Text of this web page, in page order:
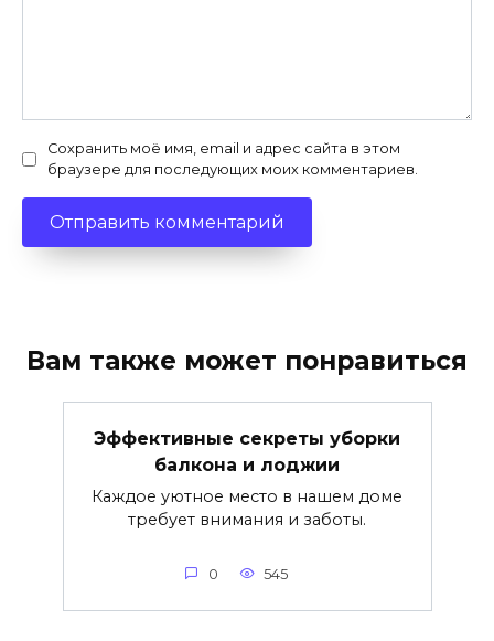
Сохранить моё имя, email и адрес сайта в этом
браузере для последующих моих комментариев.
Вам также может понравиться
Эффективные секреты уборки
балкона и лоджии
Каждое уютное место в нашем доме
требует внимания и заботы.
0 545